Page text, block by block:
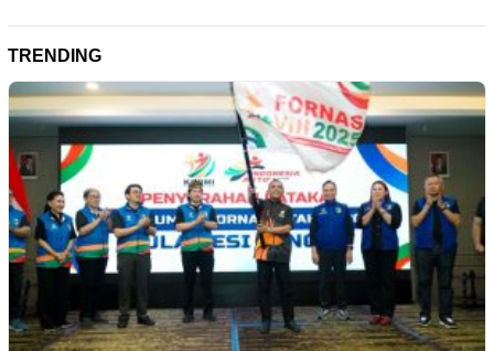
TRENDING